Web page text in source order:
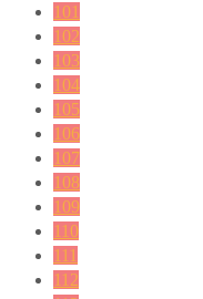
101
102
103
104
105
106
107
108
109
110
111
112